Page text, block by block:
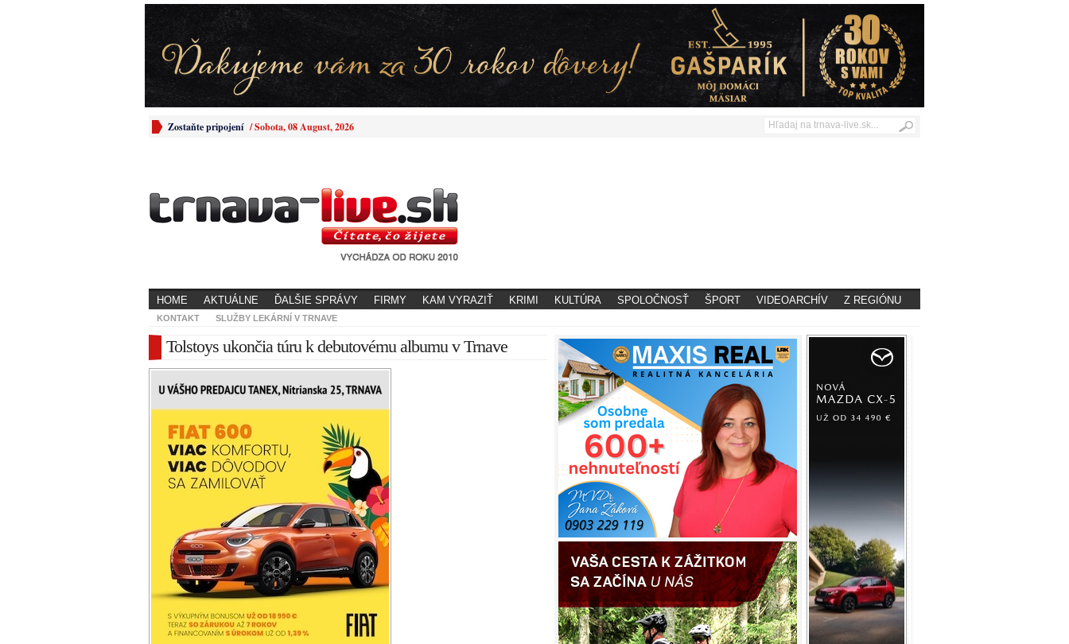
Zostaňte pripojení /Sobota, 08 August, 2026
HOME AKTUÁLNE ĎALŠIE SPRÁVY FIRMY KAM VYRAZIŤ KRIMI KULTÚRA SPOLOČNOSŤ ŠPORT VIDEOARCHÍV Z REGIÓNU
KONTAKT SLUŽBY LEKÁRNÍ V TRNAVE
Tolstoys ukončia túru k debutovému albumu v Trnave